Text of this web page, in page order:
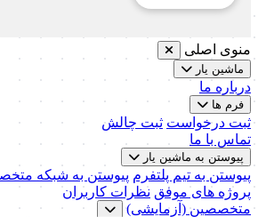
منوی اصلی
ماشین یار
درباره ما
فرم ها
ثبت درخواست ثبت چالش
تماس با ما
پیوستن به ماشین یار
پیوستن به تیم پلتفرم پیوستن به شبکه
پروژه های موفق نظرات کاربران
متخصصین (آزمایشی)